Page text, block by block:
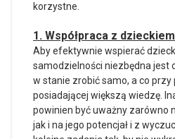
korzystne.
1. Współpraca z dzieckiem
Aby efektywnie wspierać
samodzielności niezbędna jest
w stanie zrobić samo, a co przy
posiadającej większą wiedzę.
powinien być uważny zarówno
jak i na jego potencjał i z